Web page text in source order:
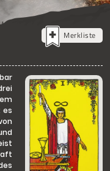
Merkliste
es